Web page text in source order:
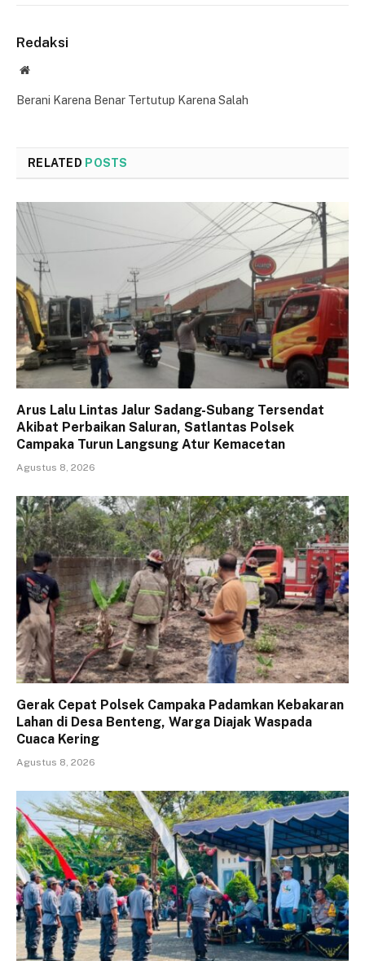
Redaksi
Website
Berani Karena Benar Tertutup Karena Salah
RELATED POSTS
Arus Lalu Lintas Jalur Sadang-Subang Tersendat
Akibat Perbaikan Saluran, Satlantas Polsek
Campaka Turun Langsung Atur Kemacetan
Agustus 8, 2026
Gerak Cepat Polsek Campaka Padamkan Kebakaran
Lahan di Desa Benteng, Warga Diajak Waspada
Cuaca Kering
Agustus 8, 2026